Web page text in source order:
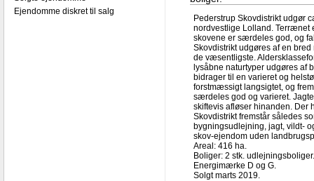
Ejendomme diskret til salg
Pederstrup Skovdistrikt udgør
nordvestlige Lolland. Terrænet
skovene er særdeles god, og
Skovdistrikt udgøres af en
de væsentligste.
lysåbne naturtyper udgøres af
bidrager til en varieret og
forstmæssigt langsigtet, og
særdeles god og varieret.
skiftevis afløser hinanden. Der
Skovdistrikt fremstår således
bygningsudlejning, jagt, vildt-
skov-ejendom uden
Areal: 416 ha.
Boliger: 2 stk. udlejningsboliger.
Energimærke D og G.
Solgt marts 2019.